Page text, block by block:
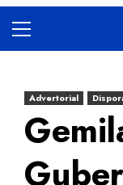
Menu
Advertorial